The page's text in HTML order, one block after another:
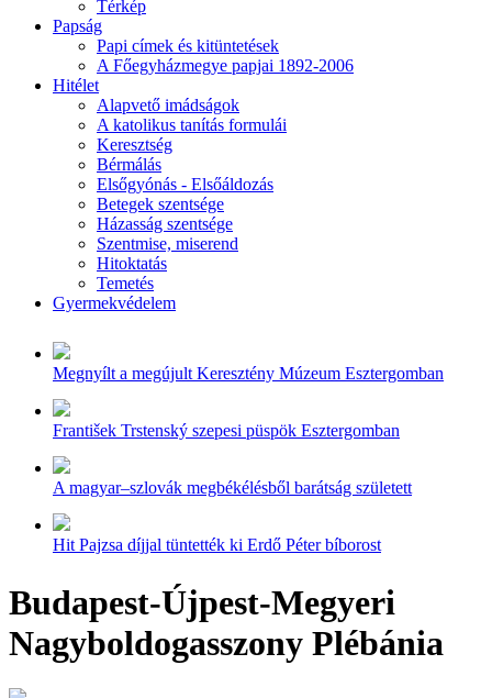
Térkép
Papság
Papi címek és kitüntetések
A Főegyházmegye papjai 1892-2006
Hitélet
Alapvető imádságok
A katolikus tanítás formulái
Keresztség
Bérmálás
Elsőgyónás - Elsőáldozás
Betegek szentsége
Házasság szentsége
Szentmise, miserend
Hitoktatás
Temetés
Gyermekvédelem
Megnyílt a megújult Keresztény Múzeum Esztergomban
František Trstenský szepesi püspök Esztergomban
A magyar–szlovák megbékélésből barátság született
Hit Pajzsa díjjal tüntették ki Erdő Péter bíborost
Budapest-Újpest-Megyeri
Nagyboldogasszony Plébánia